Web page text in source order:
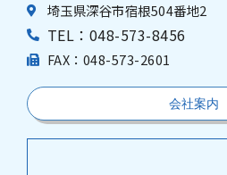
埼玉県深谷市宿根504番地2
TEL：048-573-8456
FAX：048-573-2601
会社案内